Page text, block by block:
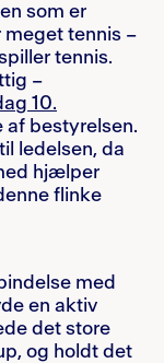
som er
meget tennis –
tennis.
–
10.
af bestyrelsen.
ledelsen, da
hjælper
flinke
med
en aktiv
det store
og holdt det